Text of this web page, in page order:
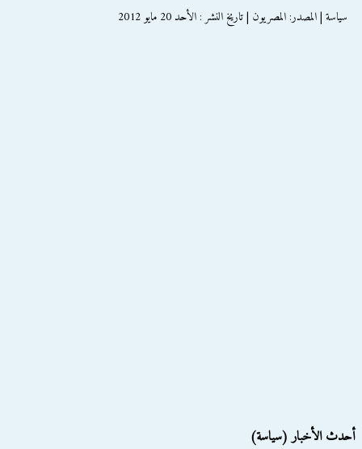
سياسة | المصدر: المصريون | تاريخ النشر : الأحد 20 مايو 2012
أحدث الأخبار (سياسة)